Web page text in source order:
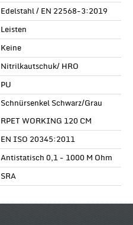
Edelstahl / EN 22568-3:2019
Leisten
Keine
Nitrilkautschuk/ HRO
PU
Schnürsenkel Schwarz/Grau
RPET WORKING 120 CM
EN ISO 20345:2011
Antistatisch 0,1 - 1000 M Ohm
SRA